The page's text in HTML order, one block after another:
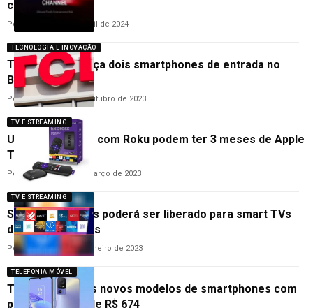
canais
Por 1 de abril de 2024
TECNOLOGIA E INOVAÇÃO
Tem 5G: TCL lança dois smartphones de entrada no
Brasil
PorAna Cláudia27 de outubro de 2023
TV E STREAMING
Usuários de TVs com Roku podem ter 3 meses de Apple
TV+ de graça
Por Ana Cláudia27 de março de 2023
TV E STREAMING
Samsung TV Plus poderá ser liberado para smart TVs
de outras marcas
PorCleane Lima 23 de janeiro de 2023
TELEFONIA MÓVEL
TCL anuncia três novos modelos de smartphones com
preços a partir de R$ 674